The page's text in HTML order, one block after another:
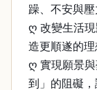
躁、不安與壓
ღ 改變生活現
造更順遂的理
ღ 實現願景與
到」的阻礙，